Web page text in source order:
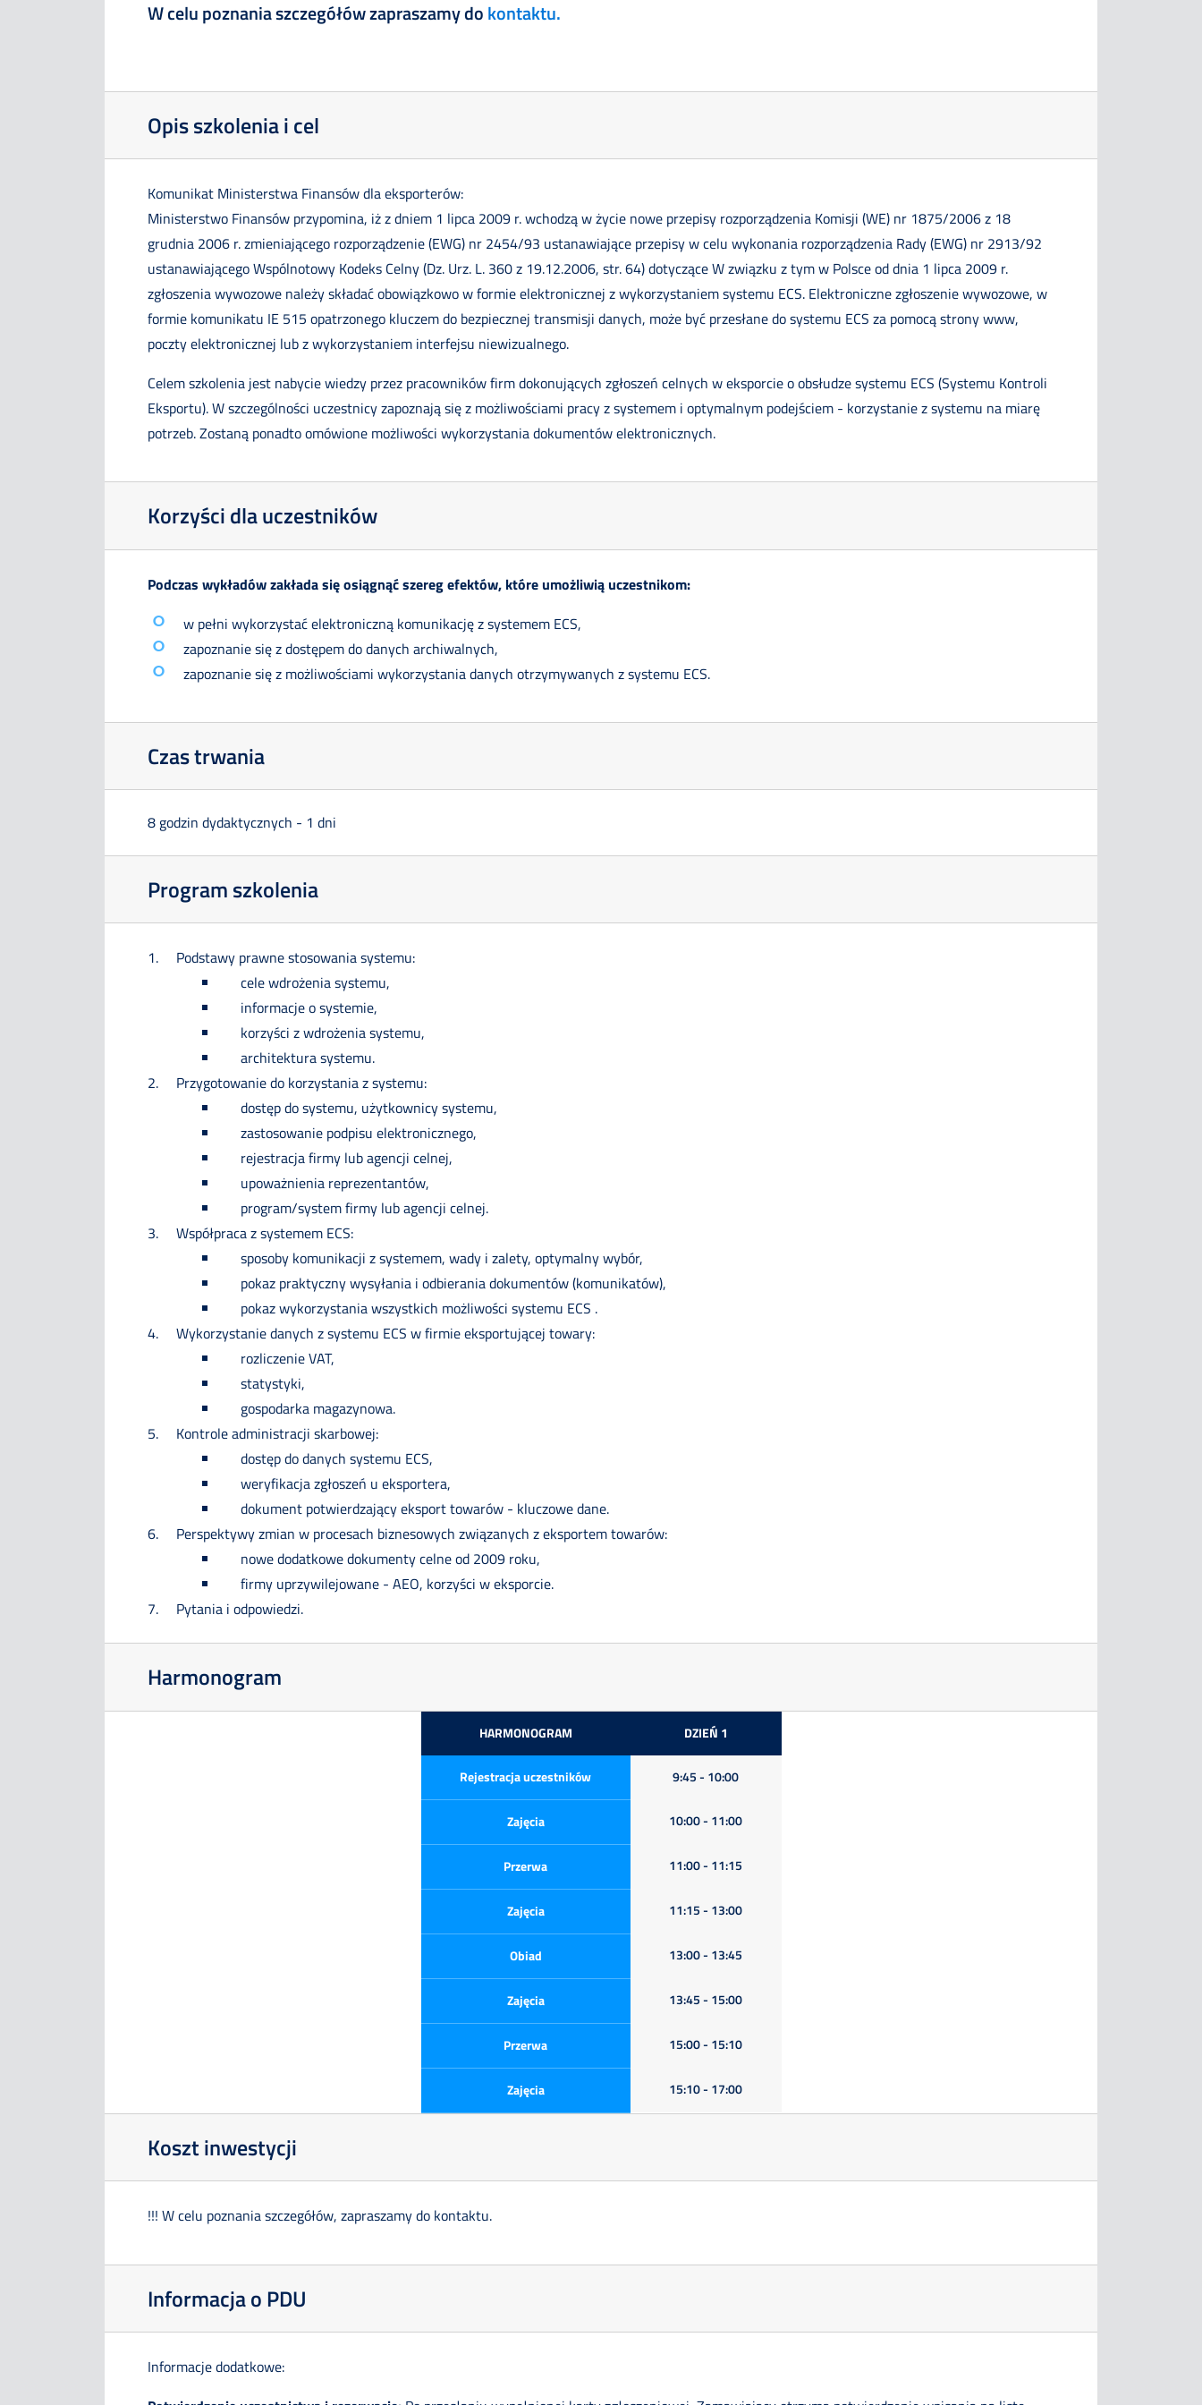
W celu poznania szczegółów zapraszamy dokontaktu.
Opis szkolenia i cel
Komunikat Ministerstwa Finansów dla eksporterów:
Ministerstwo Finansów przypomina, iż z dniem 1 lipca 2009 r. wchodzą w życie nowe przepisy rozporządzenia Komisji (WE) nr 1875/2006 z 18
grudnia 2006 r. zmieniającego rozporządzenie (EWG) nr 2454/93 ustanawiające przepisy w celu wykonania rozporządzenia Rady (EWG) nr 2913/92
ustanawiającego Wspólnotowy Kodeks Celny (Dz. Urz. L. 360 z 19.12.2006, str. 64) dotyczące W związku z tym w Polsce od dnia 1 lipca 2009 r.
zgłoszenia wywozowe należy składać obowiązkowo w formie elektronicznej z wykorzystaniem systemu ECS. Elektroniczne zgłoszenie wywozowe, w
formie komunikatu IE 515 opatrzonego kluczem do bezpiecznej transmisji danych, może być przesłane do systemu ECS za pomocą strony www,
poczty elektronicznej lub z wykorzystaniem interfejsu niewizualnego.
Celem szkolenia jest nabycie wiedzy przez pracowników firm dokonujących zgłoszeń celnych w eksporcie o obsłudze systemu ECS (Systemu Kontroli
Eksportu). W szczególności uczestnicy zapoznają się z możliwościami pracy z systemem i optymalnym podejściem - korzystanie z systemu na miarę
potrzeb. Zostaną ponadto omówione możliwości wykorzystania dokumentów elektronicznych.
Korzyści dla uczestników
Podczas wykładów zakłada się osiągnąć szereg efektów, które umożliwią uczestnikom:
w pełni wykorzystać elektroniczną komunikację z systemem ECS,
zapoznanie się z dostępem do danych archiwalnych,
zapoznanie się z możliwościami wykorzystania danych otrzymywanych z systemu ECS.
Czas trwania
8 godzin dydaktycznych - 1 dni
Program szkolenia
Podstawy prawne stosowania systemu:
cele wdrożenia systemu,
informacje o systemie,
korzyści z wdrożenia systemu,
architektura systemu.
Przygotowanie do korzystania z systemu:
dostęp do systemu, użytkownicy systemu,
zastosowanie podpisu elektronicznego,
rejestracja firmy lub agencji celnej,
upoważnienia reprezentantów,
program/system firmy lub agencji celnej.
Współpraca z systemem ECS:
sposoby komunikacji z systemem, wady i zalety, optymalny wybór,
pokaz praktyczny wysyłania i odbierania dokumentów (komunikatów),
pokaz wykorzystania wszystkich możliwości systemu ECS .
Wykorzystanie danych z systemu ECS w firmie eksportującej towary:
rozliczenie VAT,
statystyki,
gospodarka magazynowa.
Kontrole administracji skarbowej:
dostęp do danych systemu ECS,
weryfikacja zgłoszeń u eksportera,
dokument potwierdzający eksport towarów - kluczowe dane.
Perspektywy zmian w procesach biznesowych związanych z eksportem towarów:
nowe dodatkowe dokumenty celne od 2009 roku,
firmy uprzywilejowane - AEO, korzyści w eksporcie.
Pytania i odpowiedzi.
Harmonogram
HARMONOGRAM DZIEŃ 1
Rejestracja uczestników 9:45 - 10:00
Zajęcia 10:00 - 11:00
Przerwa 11:00 - 11:15
Zajęcia 11:15 - 13:00
Obiad 13:00 - 13:45
Zajęcia 13:45 - 15:00
Przerwa 15:00 - 15:10
Zajęcia 15:10 - 17:00
Koszt inwestycji
!!! W celu poznania szczegółów, zapraszamy do kontaktu.
Informacja o PDU
Informacje dodatkowe: